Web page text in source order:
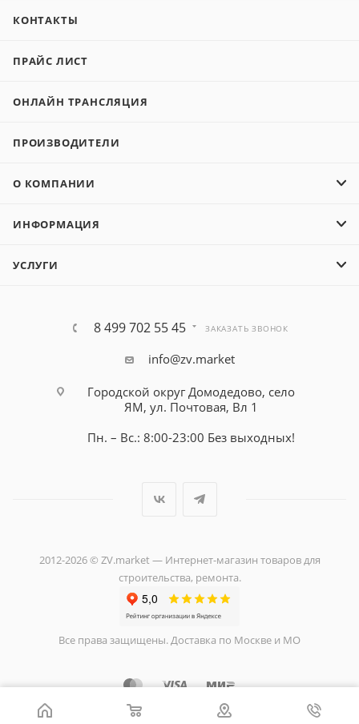
КОНТАКТЫ
ПРАЙС ЛИСТ
ОНЛАЙН ТРАНСЛЯЦИЯ
ПРОИЗВОДИТЕЛИ
О КОМПАНИИ
ИНФОРМАЦИЯ
УСЛУГИ
8 499 702 55 45 ЗАКАЗАТЬ ЗВОНОК
info@zv.market
Городской округ Домодедово, село
ЯМ, ул. Почтовая, Вл 1
Пн. – Вс.: 8:00-23:00 Без выходных!
2012-2026 © ZV.market — Интернет-магазин товаров для
строительства, ремонта.
Все права защищены. Доставка по Москве и МО